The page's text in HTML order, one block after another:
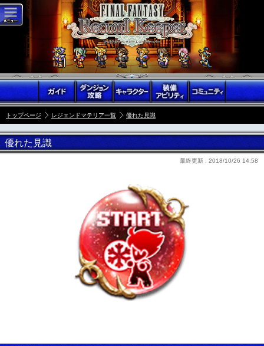
トップページ レジェンドマテリア一覧 優れた見識
優れた見識
最終更新 : 2018/10/26 14:58